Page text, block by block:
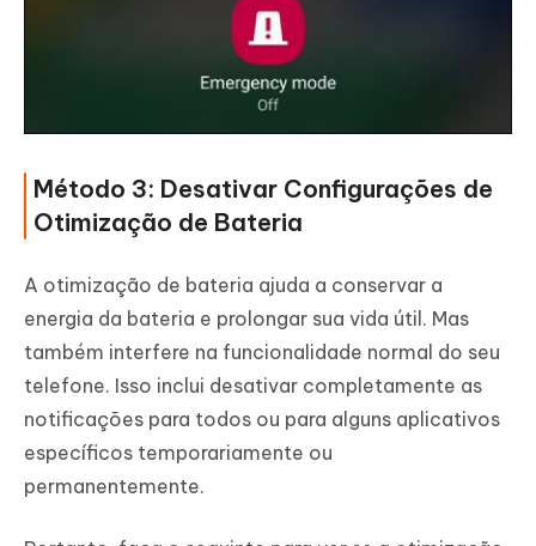
Método 3: Desativar Configurações de
Otimização de Bateria
A otimização de bateria ajuda a conservar a
energia da bateria e prolongar sua vida útil. Mas
também interfere na funcionalidade normal do seu
telefone. Isso inclui desativar completamente as
notificações para todos ou para alguns aplicativos
específicos temporariamente ou
permanentemente.